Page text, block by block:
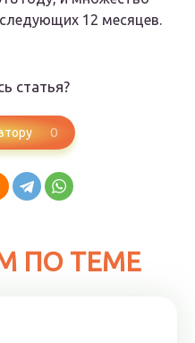
12 месяцев.
статья?
0
ПО ТЕМЕ